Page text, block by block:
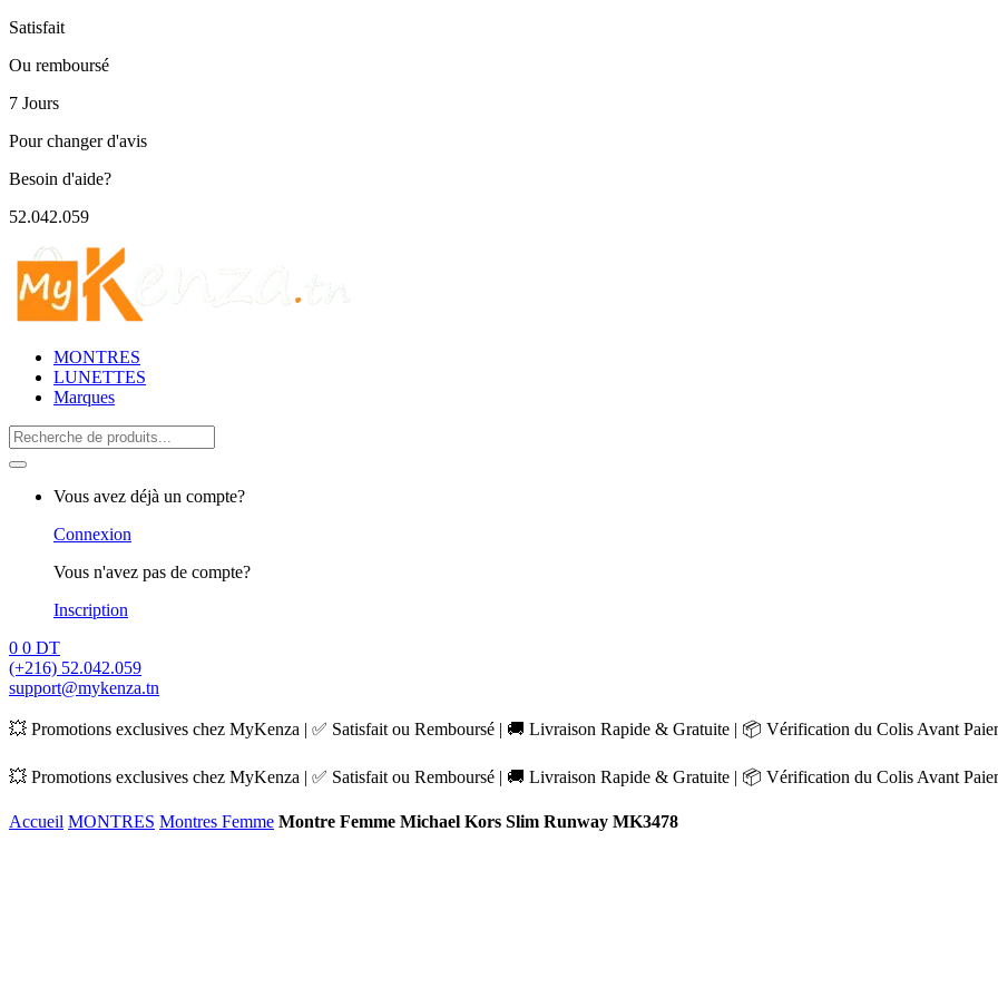
Satisfait
Ou remboursé
7 Jours
Pour changer d'avis
Besoin d'aide?
52.042.059
MONTRES
LUNETTES
Marques
Search
for:
Vous avez déjà un compte?
Connexion
Vous n'avez pas de compte?
Inscription
0 0 DT
(+216) 52.042.059
support@mykenza.tn
💥 Promotions exclusives chez MyKenza | ✅ Satisfait ou Remboursé | 🚚 Livraison Rapide & Gratuite | 📦 Vérification du Colis Avant
💥 Promotions exclusives chez MyKenza | ✅ Satisfait ou Remboursé | 🚚 Livraison Rapide & Gratuite | 📦 Vérification du Colis Avant
Accueil MONTRES Montres Femme Montre Femme Michael Kors Slim Runway MK3478